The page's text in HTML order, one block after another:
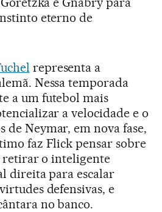
eterno de
representa a
Nessa temporada
a um futebol mais
a velocidade e o
de Neymar, em nova fase,
faz Flick pensar sobre
retirar o inteligente
direita para escalar
defensivas, e
no banco.